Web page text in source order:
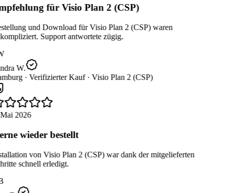
für Visio Plan 2 (CSP)
und Download für Visio Plan 2 (CSP) waren
Support antwortete zügig.
W.
· Verifizierter Kauf · Visio Plan 2 (CSP)
2026
wieder bestellt
von Visio Plan 2 (CSP) war dank der mitgelieferten
schnell erledigt.